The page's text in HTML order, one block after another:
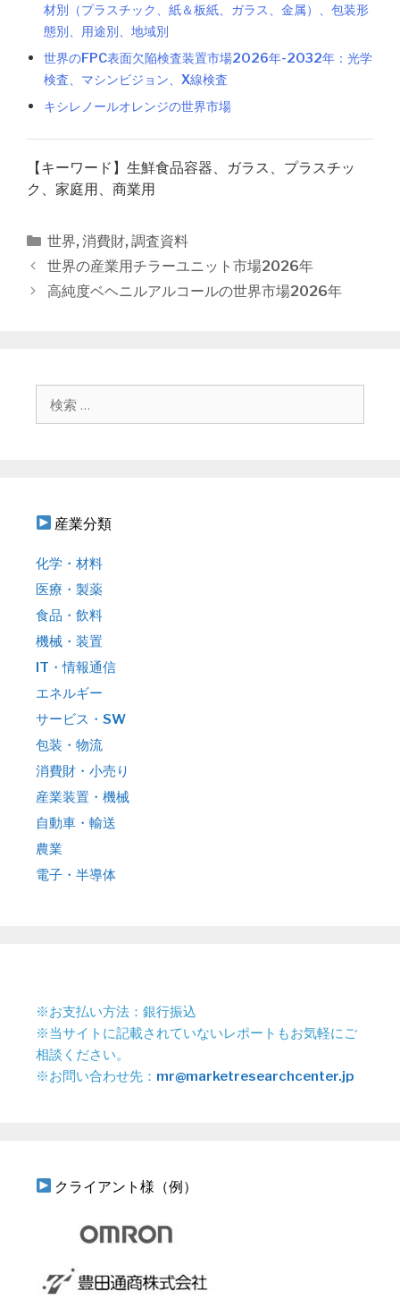
材別（プラスチック、紙＆板紙、ガラス、金属）、包装形
態別、用途別、地域別
世界のFPC表面欠陥検査装置市場2026年-2032年：光学
検査、マシンビジョン、X線検査
キシレノールオレンジの世界市場
【キーワード】生鮮食品容器、ガラス、プラスチッ
ク、家庭用、商業用
カ
テ
ゴ
リ
世界, 消費財, 調査資料
投
稿
世界の産業用チラーユニット市場2026年
高純度ベヘニルアルコールの世界市場2026年
産業分類
化学・材料
医療・製薬
食品・飲料
機械・装置
IT・情報通信
エネルギー
サービス・SW
包装・物流
消費財・小売り
産業装置・機械
自動車・輸送
農業
電子・半導体
※お支払い方法：銀行振込
※当サイトに記載されていないレポートもお気軽にご
相談ください。
※お問い合わせ先： mr@marketresearchcenter.jp
クライアント様（例）